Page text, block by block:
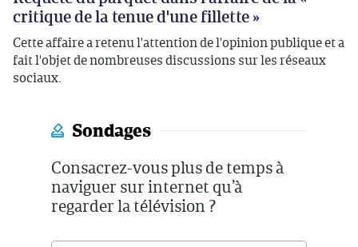
critique de la tenue d'une fillette »
Cette affaire a retenu l'attention de l'opinion publique et a
fait l'objet de nombreuses discussions sur les réseaux
sociaux.
Sondages
Consacrez-vous plus de temps à
naviguer sur internet qu’à
regarder la télévision ?